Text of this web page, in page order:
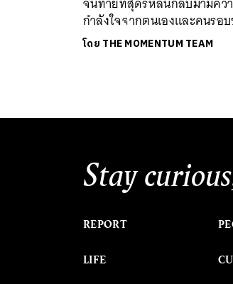
กำลังใจจากตนเองและคนรอบ
โดย THE MOMENTUM TEAM
Stay
REPORT
LIFE